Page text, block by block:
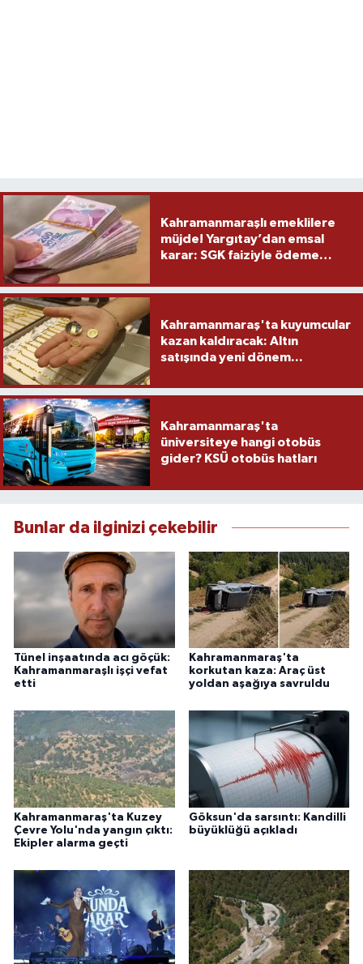
Kahramanmaraşlı emeklilere
müjde! Yargıtay’dan emsal
karar: SGK faiziyle ödeme
Kahramanmaraş'ta kuyumcular
kazan kaldıracak: Altın
satışında yeni dönem...
Kahramanmaraş'ta
üniversiteye hangi otobüs
gider? KSÜ otobüs hatları
Bunlar da ilginizi çekebilir
Tünel inşaatında acı göçük:
Kahramanmaraşlı işçi vefat
etti
Kahramanmaraş'ta
korkutan kaza: Araç üst
yoldan aşağıya savruldu
Kahramanmaraş'ta Kuzey
Çevre Yolu'nda yangın çıktı:
Ekipler alarma geçti
Göksun'da sarsıntı: Kandilli
büyüklüğü açıkladı